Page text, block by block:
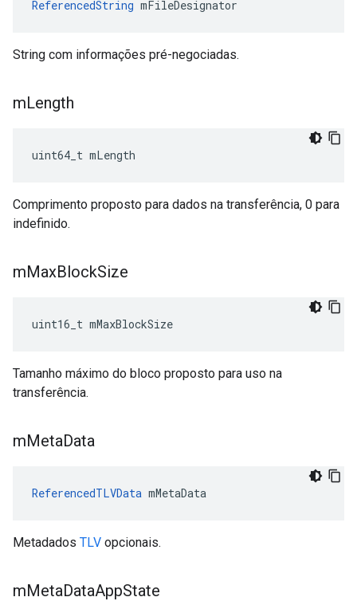
ReferencedString mFileDesignator
String com informações pré-negociadas.
mLength
uint64_t mLength
Comprimento proposto para dados na transferência, 0 para
indefinido.
mMaxBlockSize
uint16_t mMaxBlockSize
Tamanho máximo do bloco proposto para uso na
transferência.
mMetaData
ReferencedTLVData mMetaData
Metadados TLV opcionais.
mMetaDataAppState